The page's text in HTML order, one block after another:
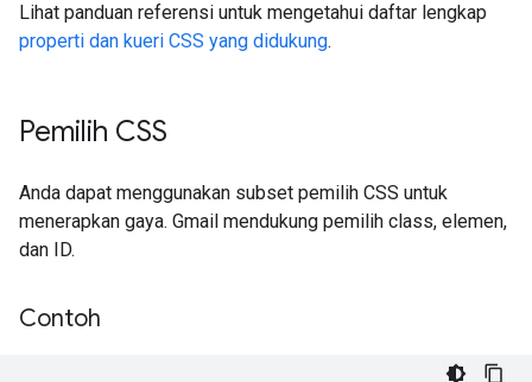
Lihat panduan referensi untuk mengetahui daftar lengkap
properti dan kueri CSS yang didukung.
Pemilih CSS
Anda dapat menggunakan subset pemilih CSS untuk
menerapkan gaya. Gmail mendukung pemilih class, elemen,
dan ID.
Contoh